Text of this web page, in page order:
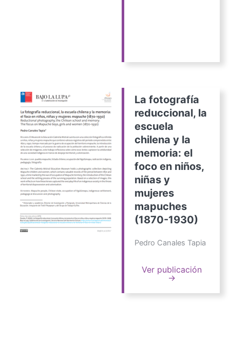
La fotografía
reduccional, la
escuela
chilena y la
memoria: el
foco en niños,
niñas y
mujeres
mapuches
(1870-1930)
Pedro Canales Tapia
Ver publicación
→